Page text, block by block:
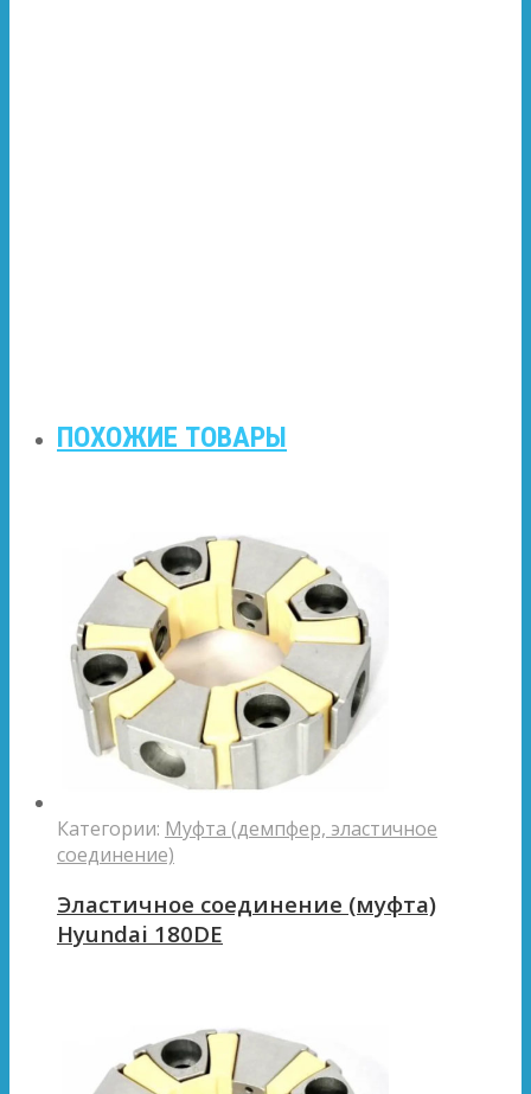
ПОХОЖИЕ ТОВАРЫ
Категории: Муфта (демпфер, эластичное
соединение)
Эластичное соединение (муфта)
Hyundai 180DE